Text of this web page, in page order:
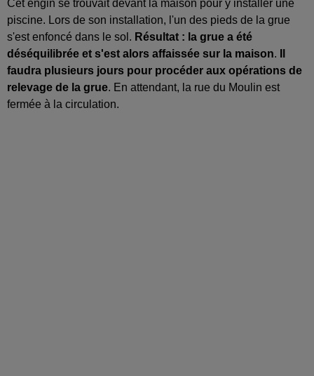
Cet engin se trouvait devant la maison pour y installer une
piscine. Lors de son installation, l'un des pieds de la grue
s'est enfoncé dans le sol. Résultat : la grue a été
déséquilibrée et s'est alors affaissée sur la maison.
faudra plusieurs jours pour procéder aux opérations de
relevage de la grue. En attendant, la rue du Moulin est
fermée à la circulation.